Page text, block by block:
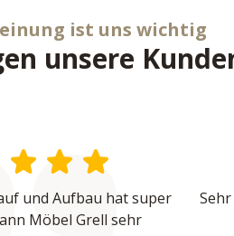
ist uns wichtig
unsere
und Aufbau hat super
Möbel Grell sehr